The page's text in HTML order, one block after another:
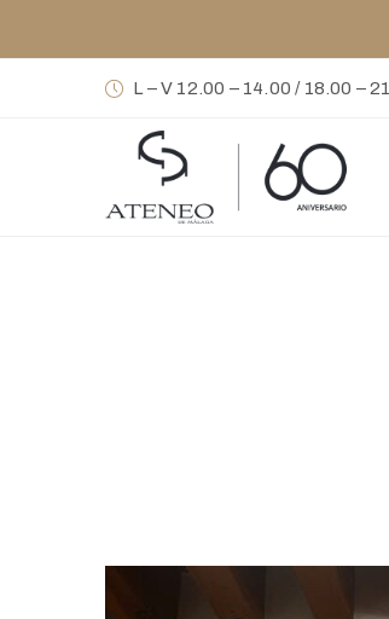
L – V 12.00 – 14.00 / 18.00 –